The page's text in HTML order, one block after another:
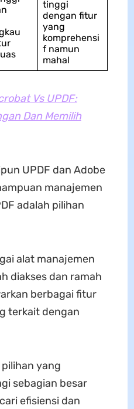
tinggi
dengan fitur
yang
komprehensi
f namun
mahal
Vs UPDF:
Dan Memilih
UPDF dan Adobe
manajemen
adalah pilihan
alat manajemen
diakses dan ramah
berbagai fitur
terkait dengan
yang
sebagian besar
efisiensi dan